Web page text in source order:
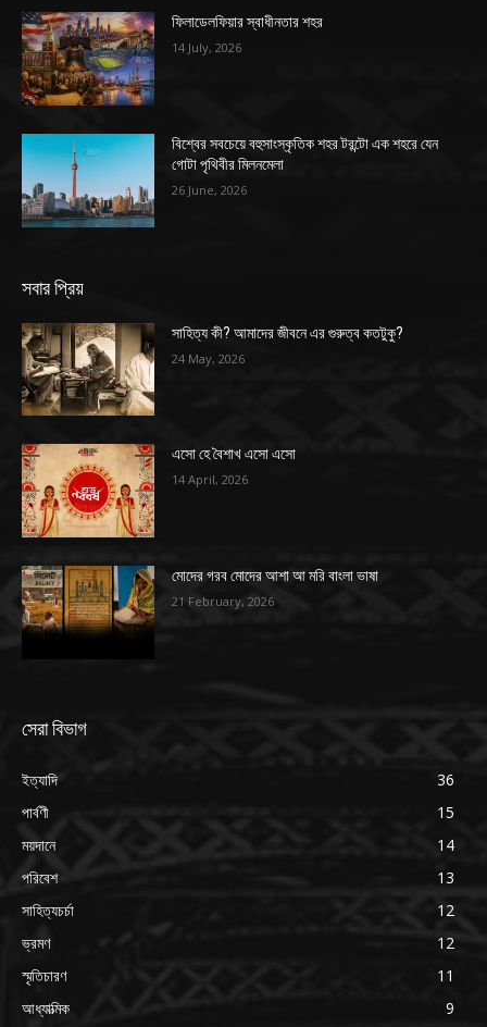
ফিলাডেলফিয়ার স্বাধীনতার শহর
14 July, 2026
বিশ্বের সবচেয়ে বহুসাংস্কৃতিক শহর টরন্টো এক শহরে যেন
গোটা পৃথিবীর মিলনমেলা
26 June, 2026
সবার প্রিয়
সাহিত্য কী? আমাদের জীবনে এর গুরুত্ব কতটুকু?
24 May, 2026
এসো হে বৈশাখ এসো এসো
14 April, 2026
মোদের গরব মোদের আশা আ মরি বাংলা ভাষা
21 February, 2026
সেরা বিভাগ
ইত্যাদি
36
পার্বণী
15
ময়দানে
14
পরিবেশ
13
সাহিত্যচর্চা
12
ভ্রমণ
12
স্মৃতিচারণ
11
আধ্যাত্মিক
9